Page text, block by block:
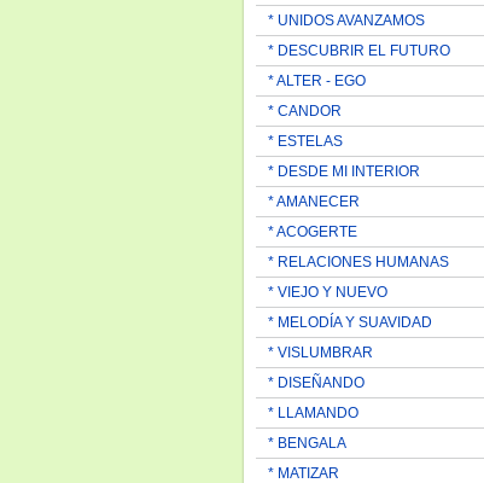
* UNIDOS AVANZAMOS
* DESCUBRIR EL FUTURO
* ALTER - EGO
* CANDOR
* ESTELAS
* DESDE MI INTERIOR
* AMANECER
* ACOGERTE
* RELACIONES HUMANAS
* VIEJO Y NUEVO
* MELODÍA Y SUAVIDAD
* VISLUMBRAR
* DISEÑANDO
* LLAMANDO
* BENGALA
* MATIZAR